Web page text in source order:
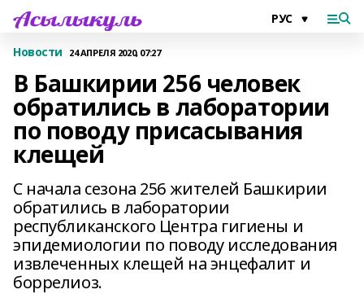
Новости 24 АПРЕЛЯ 2020, 07:27
В Башкирии 256 человек
обратились в лаборатории
по поводу присасывания
клещей
С начала сезона 256 жителей Башкирии
обратились в лаборатории
республиканского Центра гигиены и
эпидемиологии по поводу исследования
извлеченных клещей на энцефалит и
боррелиоз.